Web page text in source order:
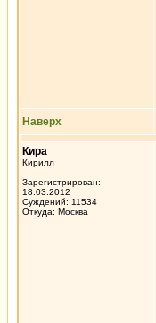
Наверх
Кира
Кирилл
Зарегистрирован:
18.03.2012
Суждений: 11534
Откуда: Москва